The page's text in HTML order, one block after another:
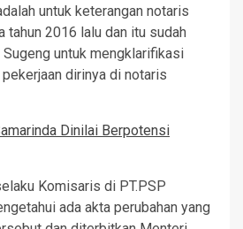
untuk keterangan notaris
tahun 2016 lalu dan itu sudah
untuk mengklarifikasi
dirinya di notaris
Dinilai Berpotensi
Komisaris di PT.PSP
ada akta perubahan yang